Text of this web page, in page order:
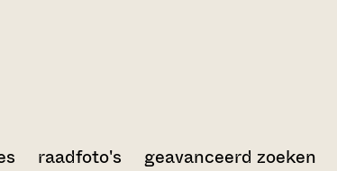
raadfoto's geavanceerd zoeken